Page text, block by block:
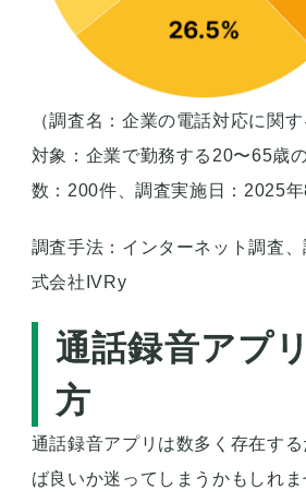
（調査名：企業の電話対応に関
対象：企業で勤務する20〜65歳
数：200件、調査実施日：2025年
調査手法：インターネット調査
式会社IVRy
通話録音アプ
方
通話録音アプリは数多く存在す
ば良いか迷ってしまうかもしれま